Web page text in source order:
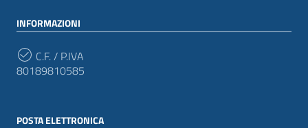
INFORMAZIONI
C.F. / P.IVA
80189810585
POSTA ELETTRONICA